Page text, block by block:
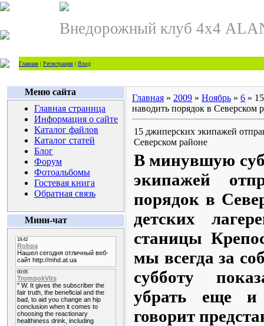
Внедорожный клуб 4х4
Главная | Регистрация | Вход
Меню сайта
Главная страница
Информация о сайте
Каталог файлов
Каталог статей
Блог
Форум
Фотоальбомы
Гостевая книга
Обратная связь
Мини-чат
Главная » 2009 » Ноябрь » 6 »
наводить порядок в Северском
15 джиперских экипажей
Северском районе
В минувшую
экипажей
порядок в
детских
станицы
мы всегда за
субботу
убрать еще
говорит